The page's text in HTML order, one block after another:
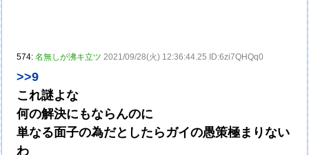
574:名無しが沸キ立ツ 2021/09/28(火) 12:36:44.25 ID:6zi7QHQq0
>>9
これ謎よな
何の解決にもならんのに
単なる面子の為だとしたらガイの愚策極まりない
わ